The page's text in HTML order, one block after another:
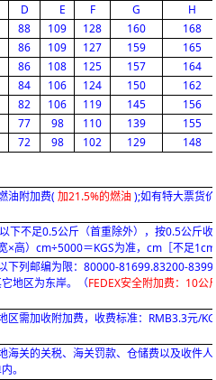
D E F G
H
88 109 128 160
168
86 109 127 159
165
86 108 125 157
164
84 106 124 150
162
82 106 119 145
156
77 98 110 139
155
72 98 102 129
148
油附加费( 加21.5%的燃油 );如有特大票货
下不足0.5公斤（首重除外），按0.5公斤
×高）cm÷5000＝KGS为准，cm［不足
下列邮编为限：80000-81699.83200-
地区为东岸。（FEDEX安全附加费：10
区需加收附加费，收费标准：RMB3.3元/
海关的关税、海关罚款、仓储费以及收件
。